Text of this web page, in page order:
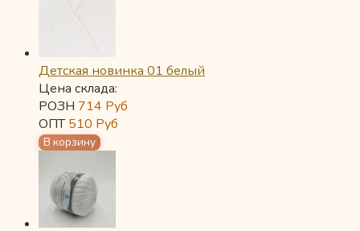
Детская новинка 01 белый
Цена склада:
РОЗН 714 Руб
ОПТ510 Руб